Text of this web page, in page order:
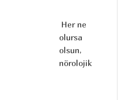
Her ne
olursa
olsun,
nörolojik